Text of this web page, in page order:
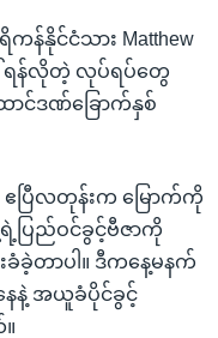
န်နိုင်ငံသား Matthew
ါ် ရန်လိုတဲ့ လုပ်ရပ်တွေ
င်ဒဏ်ခြောက်နှစ်
ပြီလတုန်းက မြောက်ကို
ရဲ့ပြည်ဝင်ခွင့်ဗီဇာကို
ခံခဲ့တာပါ။ ဒီကနေ့မနက်
နေနဲ့ အယူခံပိုင်ခွင့်